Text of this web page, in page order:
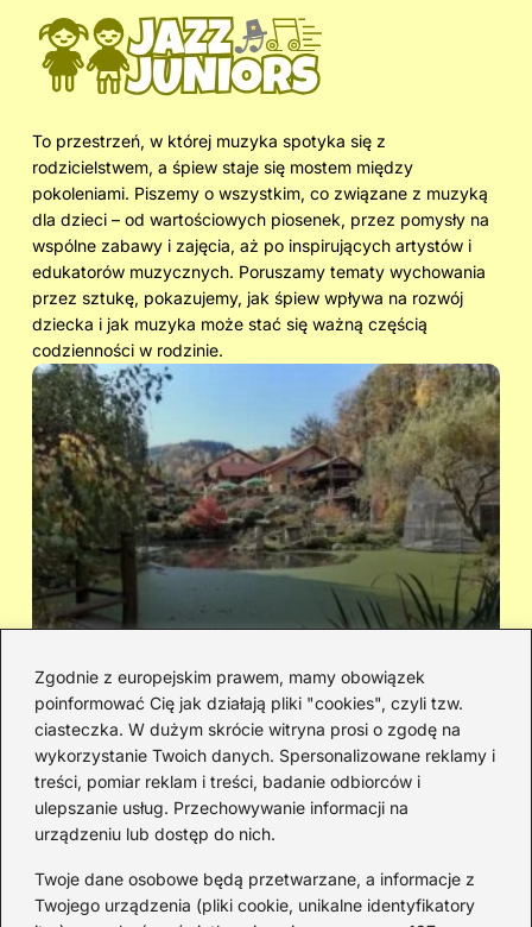
Zgodnie z europejskim prawem, mamy obowiązek
poinformować Cię jak działają pliki "cookies", czyli tzw.
ciasteczka. W dużym skrócie witryna prosi o zgodę na
wykorzystanie Twoich danych. Spersonalizowane reklamy i
treści, pomiar reklam i treści, badanie odbiorców i
ulepszanie usług. Przechowywanie informacji na
urządzeniu lub dostęp do nich.
Twoje dane osobowe będą przetwarzane, a informacje z
Twojego urządzenia (pliki cookie, unikalne identyfikatory
To przestrzeń, w której muzyka spotyka się z
rodzicielstwem, a śpiew staje się mostem między
pokoleniami. Piszemy o wszystkim, co związane z muzyką
dla dzieci – od wartościowych piosenek, przez pomysły na
wspólne zabawy i zajęcia, aż po inspirujących artystów i
edukatorów muzycznych. Poruszamy tematy wychowania
przez sztukę, pokazujemy, jak śpiew wpływa na rozwój
dziecka i jak muzyka może stać się ważną częścią
codzienności w rodzinie.
Cicha woda — kto śpiewał i jaka jest
historia piosenki
Redakcja
JazzJuniors.pl to miejsce dla rodziców, nauczycieli,